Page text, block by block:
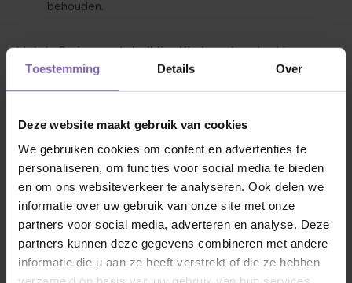
Toestemming Details Over
Deze website maakt gebruik van cookies
We gebruiken cookies om content en advertenties te
personaliseren, om functies voor social media te bieden
en om ons websiteverkeer te analyseren. Ook delen we
informatie over uw gebruik van onze site met onze
partners voor social media, adverteren en analyse. Deze
partners kunnen deze gegevens combineren met andere
informatie die u aan ze heeft verstrekt of die ze hebben
behouden.
Met deSyringa patula 'Miss Kim' op stamhaal je een
stijlvolle en geurende lila boom in huis die je tuin elk
voorjaar tot leven brengt.
De survivalgids voor een blije Dwerg
sering
Al vanaf klein stammetje geven we jouw boom alle
aandacht en liefde om zo tot de perfecte volwassen boom
te komen. Neem jij dit van ons over? Daarom even een
korte uitleg hoe je de Dwerg sering | Syringa meyeri